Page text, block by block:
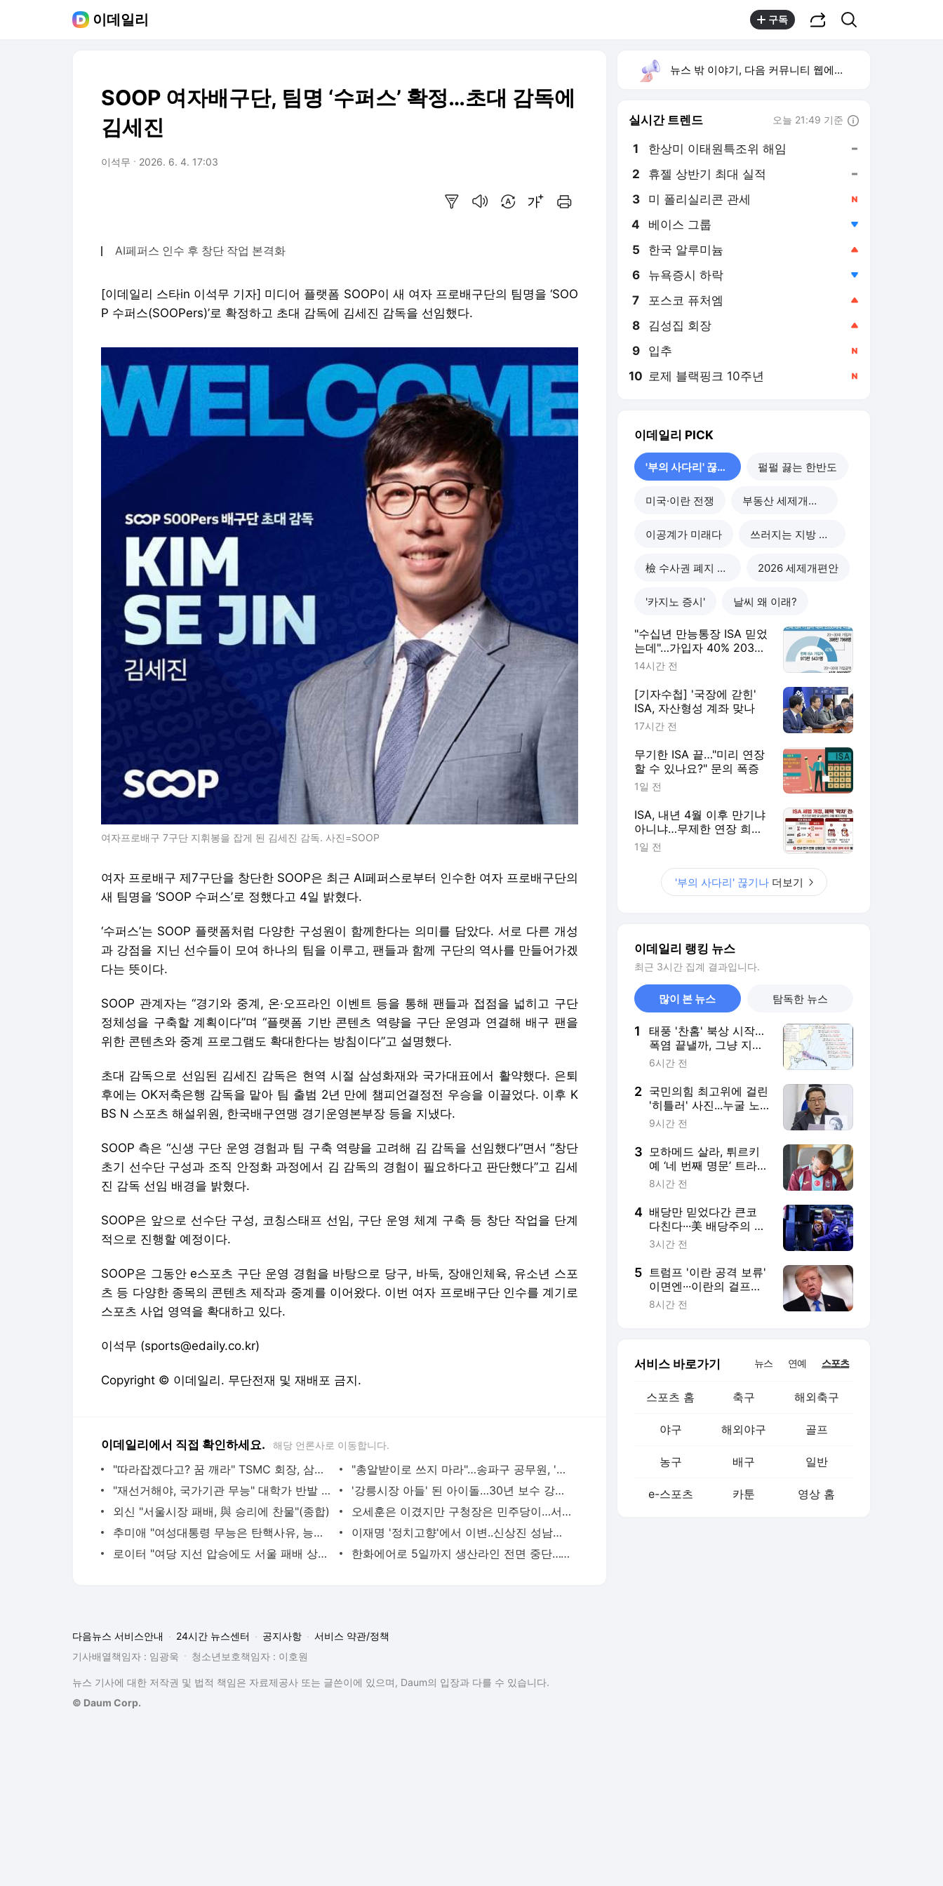
이데일리 구독
SOOP 여자배구단, 팀명 ‘수퍼스’ 확정…초대 감독에
김세진
이석무 2026. 6. 4. 17:03
AI페퍼스 인수 후 창단 작업 본격화
[이데일리 스타in 이석무 기자] 미디어 플랫폼 SOOP이 새 여자 프로배구단의 팀명을 ‘SOO
P 수퍼스(SOOPers)’로 확정하고 초대 감독에 김세진 감독을 선임했다.
여자프로배구 7구단 지휘봉을 잡게 된 김세진 감독. 사진=SOOP
여자 프로배구 제7구단을 창단한 SOOP은 최근 AI페퍼스로부터 인수한 여자 프로배구단의
새 팀명을 ‘SOOP 수퍼스’로 정했다고 4일 밝혔다.
‘수퍼스’는 SOOP 플랫폼처럼 다양한 구성원이 함께한다는 의미를 담았다. 서로 다른 개성
과 강점을 지닌 선수들이 모여 하나의 팀을 이루고, 팬들과 함께 구단의 역사를 만들어가겠
다는 뜻이다.
SOOP 관계자는 “경기와 중계, 온·오프라인 이벤트 등을 통해 팬들과 접점을 넓히고 구단
정체성을 구축할 계획이다”며 “플랫폼 기반 콘텐츠 역량을 구단 운영과 연결해 배구 팬을
위한 콘텐츠와 중계 프로그램도 확대한다는 방침이다”고 설명했다.
초대 감독으로 선임된 김세진 감독은 현역 시절 삼성화재와 국가대표에서 활약했다. 은퇴
후에는 OK저축은행 감독을 맡아 팀 출범 2년 만에 챔피언결정전 우승을 이끌었다. 이후 K
BS N 스포츠 해설위원, 한국배구연맹 경기운영본부장 등을 지냈다.
SOOP 측은 “신생 구단 운영 경험과 팀 구축 역량을 고려해 김 감독을 선임했다”면서 “창단
초기 선수단 구성과 조직 안정화 과정에서 김 감독의 경험이 필요하다고 판단했다”고 김세
진 감독 선임 배경을 밝혔다.
SOOP은 앞으로 선수단 구성, 코칭스태프 선임, 구단 운영 체계 구축 등 창단 작업을 단계
적으로 진행할 예정이다.
SOOP은 그동안 e스포츠 구단 운영 경험을 바탕으로 당구, 바둑, 장애인체육, 유소년 스포
츠 등 다양한 종목의 콘텐츠 제작과 중계를 이어왔다. 이번 여자 프로배구단 인수를 계기로
스포츠 사업 영역을 확대하고 있다.
이석무 (sports@edaily.co.kr)
Copyright © 이데일리. 무단전재 및 재배포 금지.
이데일리에서 직접 확인하세요. 해당 언론사로 이동합니다.
"따라잡겠다고? 꿈 깨라" TSMC 회장, 삼성 추격 가능성 일축
"총알받이로 쓰지 마라"…송파구 공무원, '투표용지 부족' 선관위 저격
"재선거해야, 국가기관 무능" 대학가 반발 확산
'강릉시장 아들' 된 아이돌…30년 보수 강릉 뒤집혔다 [6월 선거]
외신 "서울시장 패배, 與 승리에 찬물"(종합)
오세훈은 이겼지만 구청장은 민주당이…서울 표심 엇갈렸다 [6월 선거]
추미애 "여성대통령 무능은 탄핵사유, 능력을 보여야" [6월 선거]
이재명 '정치고향'에서 이변..신상진 성남시장, 재선 성공[6월 선거]
로이터 "여당 지선 압승에도 서울 패배 상징적"
한화에어로 5일까지 생산라인 전면 중단…"고강도 안전대책 추진"
뉴스 밖 이야기, 다음 커뮤니티 웹에서 보기
실시간 트렌드 오늘 21:49 기준
1 한상미 이태원특조위 해임
2 휴젤 상반기 최대 실적
3 미 폴리실리콘 관세
4 베이스 그룹
5 한국 알루미늄
6 뉴욕증시 하락
7 포스코 퓨처엠
8 김성집 회장
9 입추
10 로제 블랙핑크 10주년
이데일리 PICK
'부의 사다리' 끊기나 펄펄 끓는 한반도
미국·이란 전쟁 부동산 세제개편 후폭풍
이공계가 미래다 쓰러지는 지방 부동산
檢 수사권 폐지 후폭풍 2026 세제개편안
'카지노 증시' 날씨 왜 이래?
"수십년 만능통장 ISA 믿었
는데"…가입자 40% 2030
'부의 사다리' 끊기나
14시간 전
[기자수첩] '국장에 갇힌'
ISA, 자산형성 계좌 맞나
17시간 전
무기한 ISA 끝…"미리 연장
할 수 있나요?" 문의 폭증
1일 전
ISA, 내년 4월 이후 만기냐
아니냐…무제한 연장 희비
갈려
1일 전
'부의 사다리' 끊기나 더보기
이데일리 랭킹 뉴스
최근 3시간 집계 결과입니다.
많이 본 뉴스 탐독한 뉴스
1
태풍 '찬홈' 북상 시작…
폭염 끝낼까, 그냥 지나
갈까
6시간 전
2 국민의힘 최고위에 걸린
'히틀러' 사진...누굴 노
렸나
9시간 전
3 모하메드 살라, 튀르키
예 ‘네 번째 명문’ 트라브
존스포르행
8시간 전
4 배당만 믿었다간 큰코
다친다···美 배당주의 배
신
3시간 전
5 트럼프 '이란 공격 보류'
이면엔···이란의 걸프국
협박
8시간 전
서비스 바로가기 뉴스 연예 스포츠
스포츠 홈 축구 해외축구
야구 해외야구 골프
농구 배구 일반
e-스포츠 카툰 영상 홈
다음뉴스 서비스안내 24시간 뉴스센터 공지사항
서비스 약관/정책
기사배열책임자 : 임광욱
청소년보호책임자 : 이호원
뉴스 기사에 대한 저작권 및 법적 책임은 자료제공사 또는 글쓴이에 있으며, Daum의 입장과 다를 수 있습니다.
© Daum Corp.